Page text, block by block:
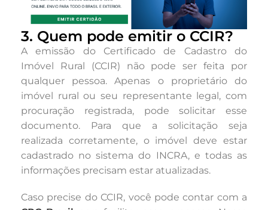
3. Quem pode emitir o CCIR?
A emissão do Certificado de Cadastro do
Imóvel Rural (CCIR) não pode ser feita por
qualquer pessoa. Apenas o proprietário do
imóvel rural ou seu representante legal, com
procuração registrada, pode solicitar esse
documento. Para que a solicitação seja
realizada corretamente, o imóvel deve estar
cadastrado no sistema do INCRA, e todas as
informações precisam estar atualizadas.
Caso precise do CCIR, você pode contar com a